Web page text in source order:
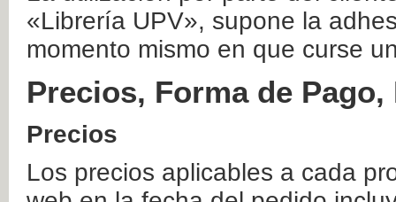
«Librería UPV», supone la
momento mismo en que curse
Precios, Forma de
Precios
Los precios aplicables a cada